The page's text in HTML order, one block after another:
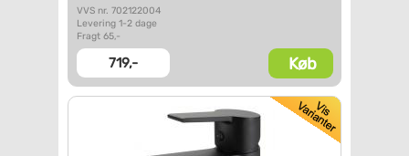
VVS nr. 702122004
Levering 1-2 dage
Fragt 65,-
719,- Køb